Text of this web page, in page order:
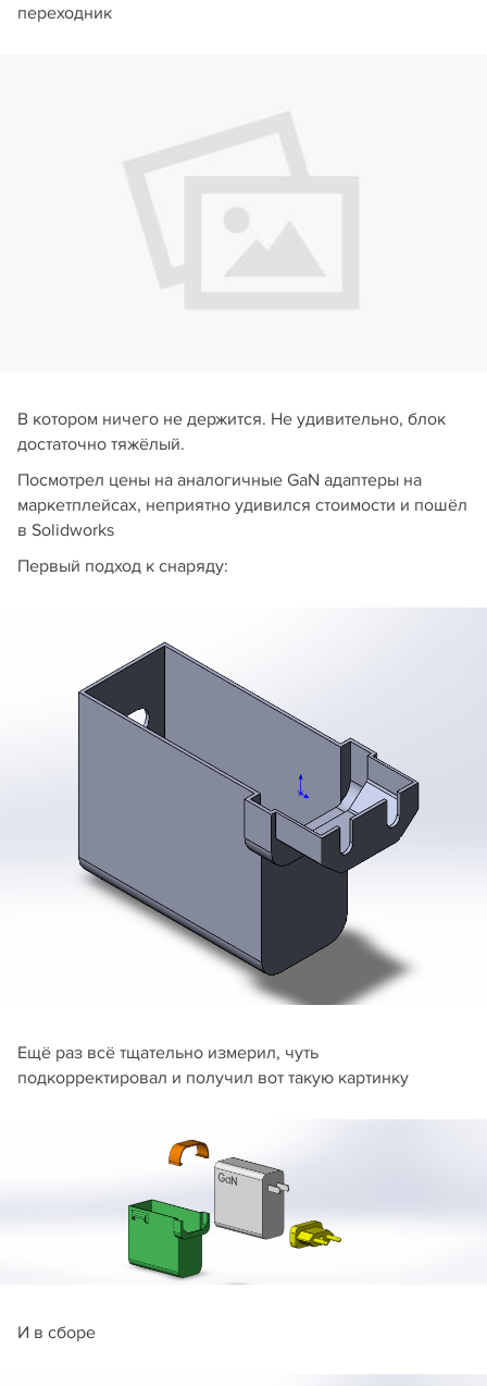
переходник
В котором ничего не держится. Не удивительно, блок
достаточно тяжёлый.
Посмотрел цены на аналогичные GaN адаптеры на
маркетплейсах, неприятно удивился стоимости и пошёл
в Solidworks
Первый подход к снаряду:
Ещё раз всё тщательно измерил, чуть
подкорректировал и получил вот такую картинку
И в сборе